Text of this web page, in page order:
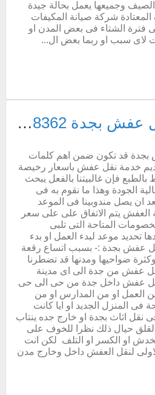
وجميعها يعمل بحالة جيدة
شركة صيانة المكيفات
فترة الشتاء فى بعض المدن او
لاى سبب او ربما بعض ال...
افضل شركة نقل عفش بجدة 0561818362 خصم 30% فك تركيب تغليف دينا نقل عفش بجده مغلقة
قد تكون ضمن اهم كلمات
خدمة نقل عفش باسعار رخيصة
فإن غالبيتنا بالفعل يبحث
الجودة وهذا ما نقوم به فى
0561818362 فبعد ان يصل مندوبينا فى الموعد
العفش يتم الاتفاق على على سعر
المتاحة التى تلبى
تحديد موعد لبدء العمل او بدء
عفش بجدة :- بسبب اتساع رقعة
وكثرة ضواحيها ومدنها قد تضطرنا
عفش من جدة الى اى مدينة
بنقل عفش داخل جدة من حى الى حى
العمل او من المدارس او من
فى المنزل الجديد او ايا كانت
نقل اثاث بجدة او خارج جده ينتاب
حيال ذلك نظرا للخوف على
او الكسر او التلف لكن انت
لنقل العفش داخل وخارج مدن